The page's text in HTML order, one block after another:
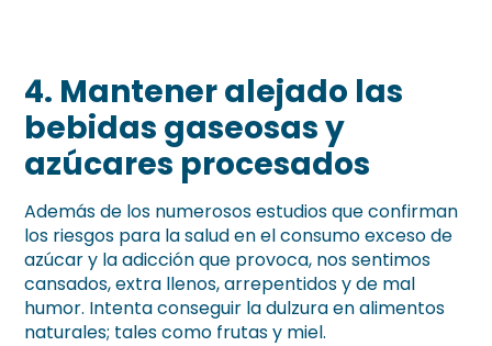
4. Mantener alejado las
bebidas gaseosas y
azúcares procesados
Además de los numerosos estudios que confirman
los riesgos para la salud en el consumo exceso de
azúcar y la adicción que provoca, nos sentimos
cansados, extra llenos, arrepentidos y de mal
humor. Intenta conseguir la dulzura en alimentos
naturales; tales como frutas y miel.